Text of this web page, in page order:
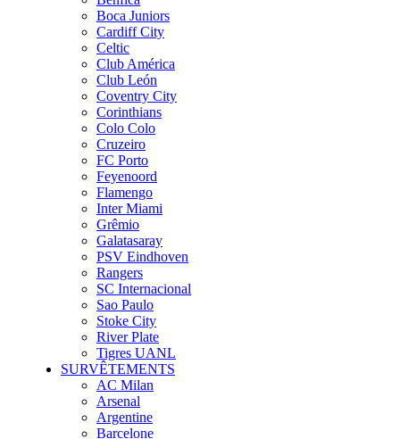
Boca Juniors
Cardiff City
Celtic
Club América
Club León
Coventry City
Corinthians
Colo Colo
Cruzeiro
FC Porto
Feyenoord
Flamengo
Inter Miami
Grêmio
Galatasaray
PSV Eindhoven
Rangers
SC Internacional
Sao Paulo
Stoke City
River Plate
Tigres UANL
SURVÊTEMENTS
AC Milan
Arsenal
Argentine
Barcelone